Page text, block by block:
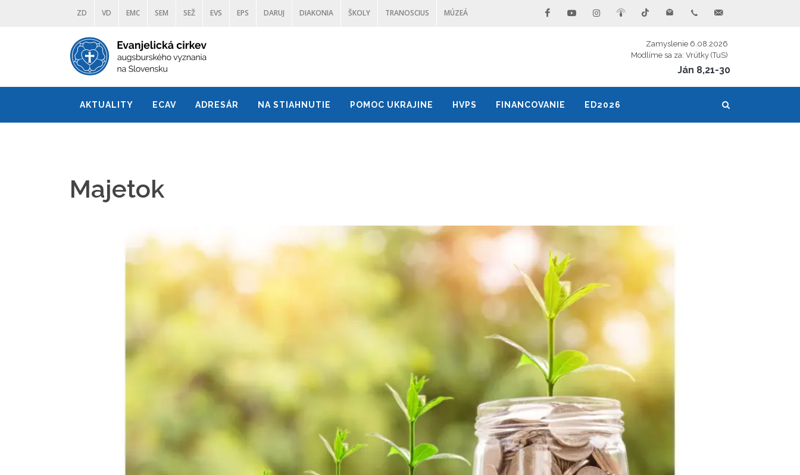
ZD VD EMC SEM SEŽ EVS EPS DARUJ DIAKONIA ŠKOLY TRANOSCIUS MÚZEÁ
Zamyslenie 6.08.2026
Modlíme sa za: Vrútky (TuS)
Ján 8,21-30
AKTUALITY ECAV ADRESÁR NA STIAHNUTIE POMOC UKRAJINE HVPS FINANCOVANIE ED2026
Majetok